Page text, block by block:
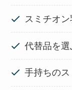
スミチオ
代替品を
手持ちの